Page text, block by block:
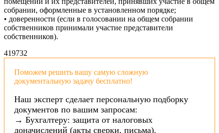
собрании, оформленные в установленном порядке;
• доверенности (если в голосовании на общем собрании
собственников принимали участие представители
собственников).
419732
Поможем решить вашу самую сложную
документальную задачу бесплатно!
Наш эксперт сделает персональную подборку
документов по вашим запросам:
→ Бухгалтеру: защита от налоговых
доначислений (акты сверки, письма).